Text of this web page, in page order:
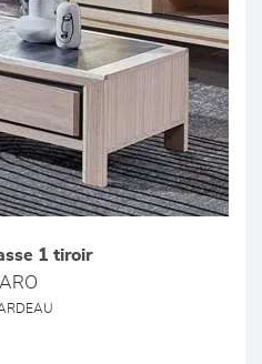
1 tiroir